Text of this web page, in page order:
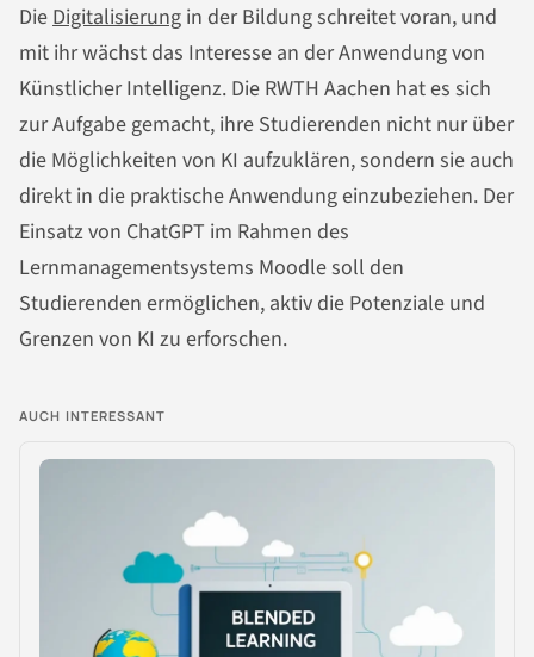
Die Digitalisierung in der Bildung schreitet voran, und
mit ihr wächst das Interesse an der Anwendung von
Künstlicher Intelligenz. Die RWTH Aachen hat es sich
zur Aufgabe gemacht, ihre Studierenden nicht nur über
die Möglichkeiten von KI aufzuklären, sondern sie auch
direkt in die praktische Anwendung einzubeziehen. Der
Einsatz von ChatGPT im Rahmen des
Lernmanagementsystems Moodle soll den
Studierenden ermöglichen, aktiv die Potenziale und
Grenzen von KI zu erforschen.
AUCH INTERESSANT